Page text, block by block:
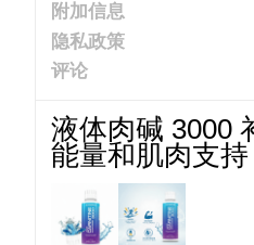
附加信息
隐私政策
评论
液体肉碱 3000
能量和肌肉支持